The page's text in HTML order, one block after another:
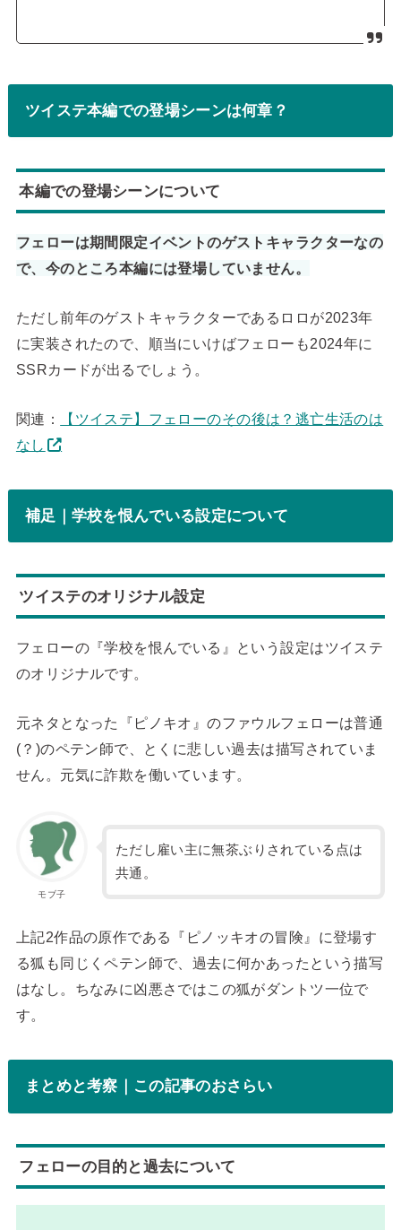
ツイステ本編での登場シーンは何章？
本編での登場シーンについて
フェローは期間限定イベントのゲストキャラクターなの
で、今のところ本編には登場していません。
ただし前年のゲストキャラクターであるロロが2023年
に実装されたので、順当にいけばフェローも2024年に
SSRカードが出るでしょう。
関連：
【ツイステ】フェローのその後は？逃亡生活のは
なし
補足｜学校を恨んでいる設定について
ツイステのオリジナル設定
フェローの『学校を恨んでいる』という設定はツイステ
のオリジナルです。
元ネタとなった『ピノキオ』のファウルフェローは普通
(？)のペテン師で、とくに悲しい過去は描写されていま
せん。元気に詐欺を働いています。
モブ子
ただし雇い主に無茶ぶりされている点は
共通。
上記2作品の原作である『ピノッキオの冒険』に登場す
る狐も同じくペテン師で、過去に何かあったという描写
はなし。ちなみに凶悪さではこの狐がダントツ一位で
す。
まとめと考察｜この記事のおさらい
フェローの目的と過去について